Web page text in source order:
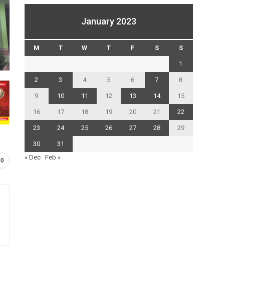
0
January 2023
M T W T F S S
1
2 3 4 5 6 7 8
9 10 11 12 13 14 15
16 17 18 19 20 21 22
23 24 25 26 27 28 29
30
31
« Dec
Feb »